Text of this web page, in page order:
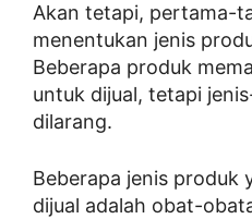
Akan tetapi, pertama-
menentukan jenis
Beberapa produk
untuk dijual, tetapi
dilarang.
Beberapa jenis produk
dijual adalah obat-